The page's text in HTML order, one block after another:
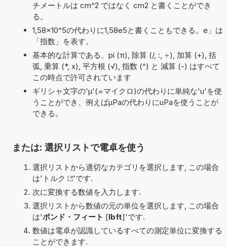
チメートルは cm^2 ではなく cm2 と書くことができ
る。
1,58×10^5の代わりに1,58e5と書くこともできる。e」は
「指数」を表す。
基本的な計算である、pi (π), 除算 (/, :, ÷), 加算 (+), 括
弧, 乗算 (*, x), 平方根 (√), 指数 (^) と 減算 (-) はすべて
この時点で許可されています
ギリシャ文字の'μ'(=マイクロ)の代わりに単純な'u'を使
うことができ、例えばµPaの代わりにuPaを使うことが
できる。
または: 選択リストで電卓を使う
選択リストから適切なカテゴリを選択します, この場合
は' トルク
'です.
次に変換する数値を入力します.
選択リストから数値の元の単位を選択します, この場合
は'ポンド・フィート [lbft]'です.
数値は電卓が認識しているすべての測定単位に変換する
ことができます.